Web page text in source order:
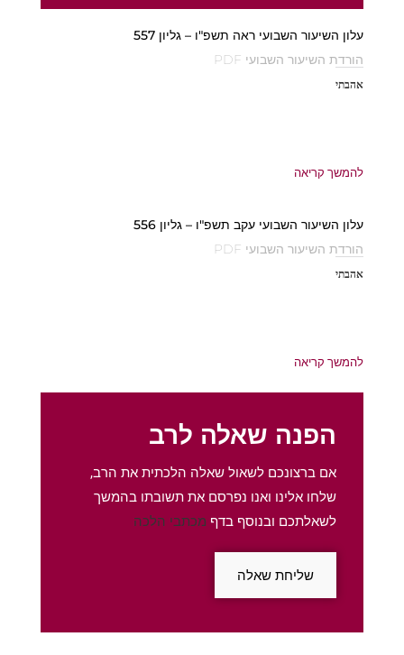
עלון השיעור השבועי ראה תשפ"ו – גליון 557
הורדת השיעור השבועי PDF
אהבתי
להמשך קריאה
עלון השיעור השבועי עקב תשפ"ו – גליון 556
הורדת השיעור השבועי PDF
אהבתי
להמשך קריאה
הפנה שאלה לרב
אם ברצונכם לשאול שאלה הלכתית את הרב,
שלחו אלינו ואנו נפרסם את תשובתו בהמשך
לשאלתכם ובנוסף בדף מכתבי הלכה
שליחת שאלה